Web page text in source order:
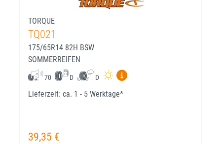
TORQUE
TQ021
175/65R14 82H BSW
SOMMERREIFEN
70 D D
Mehr Informationen zum
Lieferzeit: ca. 1 - 5 Werktage*
Regulärer Preis:
39,35 €